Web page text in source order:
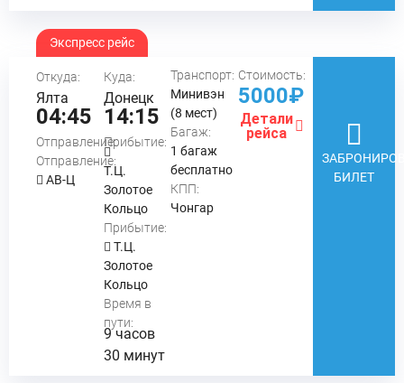
Экспресс рейс
Откуда:
Ялта
04:45
Отправление:
Отправление:
АВ-Ц
Куда:
Донецк
14:15
Прибытие:
Т.Ц.
Золотое
Кольцо
Прибытие:
Т.Ц.
Золотое
Кольцо
Время в
пути:
9 часов
30 минут
Транспорт:
Минивэн
(8 мест)
Багаж:
1 багаж
бесплатно
КПП:
Чонгар
Стоимость:
5000₽
Детали
рейса
БИЛЕТ